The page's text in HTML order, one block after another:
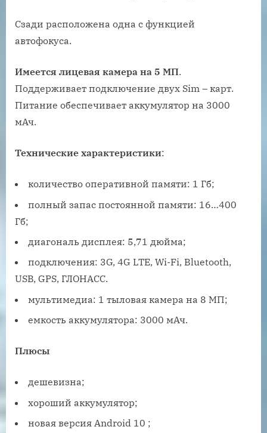
Сзади расположена одна с функцией
автофокуса.
Имеется лицевая камера на 5 МП.
Поддерживает подключение двух Sim – карт.
Питание обеспечивает аккумулятор на 3000
мАч.
Технические характеристики:
количество оперативной памяти: 1 Гб;
полный запас постоянной памяти: 16…400
Гб;
диагональ дисплея: 5,71 дюйма;
подключения: 3G, 4G LTE, Wi-Fi, Bluetooth,
USB, GPS, ГЛОНАСС.
мультимедиа: 1 тыловая камера на 8 МП;
емкость аккумулятора: 3000 мАч.
Плюсы
дешевизна;
хороший аккумулятор;
новая версия Android 10 ;